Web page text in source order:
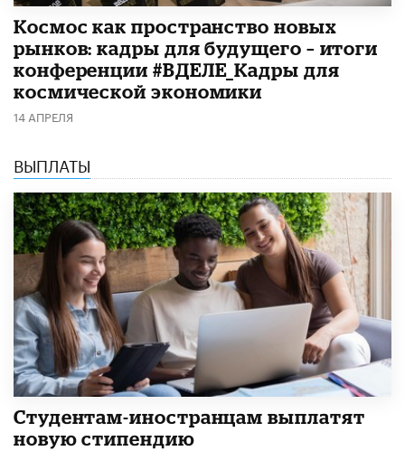
Космос как пространство новых
рынков: кадры для будущего – итоги
конференции #ВДЕЛЕ_Кадры для
космической экономики
14 АПРЕЛЯ
ВЫПЛАТЫ
Студентам-иностранцам выплатят
новую стипендию